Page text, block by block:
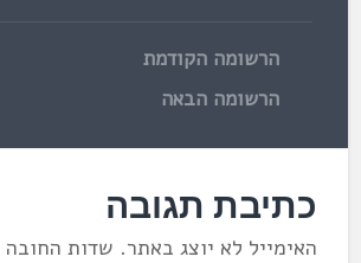
הרשומה הקודמת
הרשומה הבאה
כתיבת תגובה
האימייל לא יוצג באתר. שדות החובה